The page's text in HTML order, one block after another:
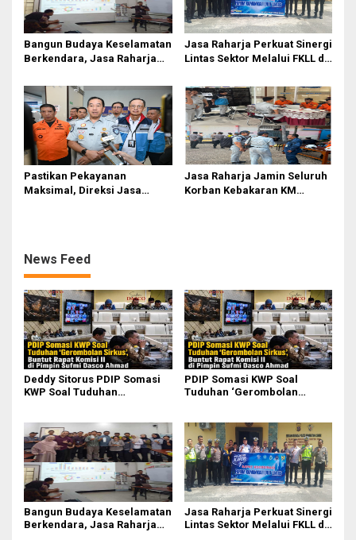
Bangun Budaya Keselamatan
Berkendara, Jasa Raharja
Pasifik Medan Industri
Jasa Raharja Perkuat Sinergi
Lintas Sektor Melalui FKLL di
Pastikan Pekayanan
Maksimal, Direksi Jasa
Jasa Raharja Jamin Seluruh
Korban Kebakaran KM
News Feed
Deddy Sitorus PDIP Somasi
KWP Soal Tuduhan
Sufmi Dasco Ahmad
PDIP Somasi KWP Soal
Tuduhan ‘Gerombolan
Ahmad
Bangun Budaya Keselamatan
Berkendara, Jasa Raharja
Jasa Raharja Perkuat Sinergi
Lintas Sektor Melalui FKLL di